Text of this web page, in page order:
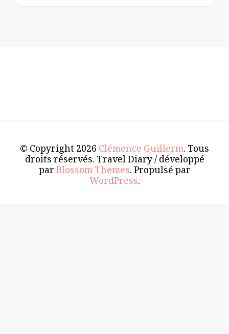
© Copyright 2026 Clémence Guillerm. Tous
droits réservés. Travel Diary / développé
parBlossom Themes. Propulsé par
WordPress.